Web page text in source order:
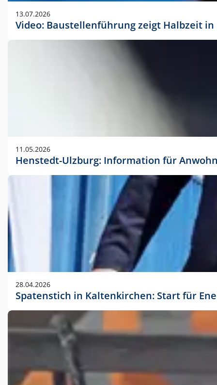
13.07.2026
Video: Baustellenführung zeigt Halbzeit
11.05.2026
Henstedt-Ulzburg: Information für
28.04.2026
Spatenstich in Kaltenkirchen: Start für